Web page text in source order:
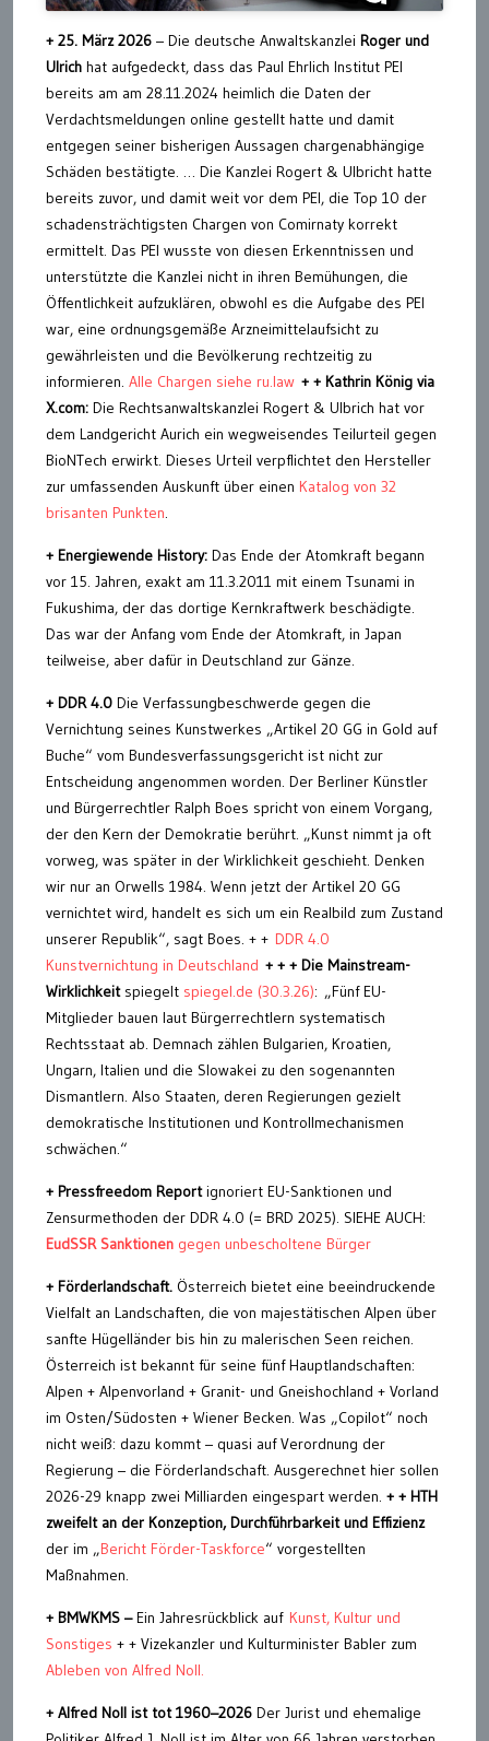
+ 25. März 2026 – Die deutsche Anwaltskanzlei Roger und
Ulrich hat aufgedeckt, dass das Paul Ehrlich Institut PEI
bereits am am 28.11.2024 heimlich die Daten der
Verdachtsmeldungen online gestellt hatte und damit
entgegen seiner bisherigen Aussagen chargenabhängige
Schäden bestätigte. … Die Kanzlei Rogert & Ulbricht hatte
bereits zuvor, und damit weit vor dem PEI, die Top 10 der
schadensträchtigsten Chargen von Comirnaty korrekt
ermittelt. Das PEI wusste von diesen Erkenntnissen und
unterstützte die Kanzlei nicht in ihren Bemühungen, die
Öffentlichkeit aufzuklären, obwohl es die Aufgabe des PEI
war, eine ordnungsgemäße Arzneimittelaufsicht zu
gewährleisten und die Bevölkerung rechtzeitig zu
informieren. Alle Chargen siehe ru.law + + Kathrin König via
X.com: Die Rechtsanwaltskanzlei Rogert & Ulbrich hat vor
dem Landgericht Aurich ein wegweisendes Teilurteil gegen
BioNTech erwirkt. Dieses Urteil verpflichtet den Hersteller
zur umfassenden Auskunft über einen Katalog von 32
brisanten Punkten.
+ Energiewende History: Das Ende der Atomkraft begann
vor 15. Jahren, exakt am 11.3.2011 mit einem Tsunami in
Fukushima, der das dortige Kernkraftwerk beschädigte.
Das war der Anfang vom Ende der Atomkraft, in Japan
teilweise, aber dafür in Deutschland zur Gänze.
+ DDR 4.0 Die Verfassungbeschwerde gegen die
Vernichtung seines Kunstwerkes „Artikel 20 GG in Gold auf
Buche“ vom Bundesverfassungsgericht ist nicht zur
Entscheidung angenommen worden. Der Berliner Künstler
und Bürgerrechtler Ralph Boes spricht von einem Vorgang,
der den Kern der Demokratie berührt. „Kunst nimmt ja oft
vorweg, was später in der Wirklichkeit geschieht. Denken
wir nur an Orwells 1984. Wenn jetzt der Artikel 20 GG
vernichtet wird, handelt es sich um ein Realbild zum Zustand
unserer Republik“, sagt Boes. + + DDR 4.0
Kunstvernichtung in Deutschland + + + Die Mainstream-
Wirklichkeit spiegelt spiegel.de (30.3.26): „Fünf EU-
Mitglieder bauen laut Bürgerrechtlern systematisch
Rechtsstaat ab. Demnach zählen Bulgarien, Kroatien,
Ungarn, Italien und die Slowakei zu den sogenannten
Dismantlern. Also Staaten, deren Regierungen gezielt
demokratische Institutionen und Kontrollmechanismen
schwächen.“
+ Pressfreedom Reportignoriert EU-Sanktionen und
Zensurmethoden der DDR 4.0 (= BRD 2025). SIEHE AUCH:
EudSSR Sanktionen gegen unbescholtene Bürger
+ Förderlandschaft. Österreich bietet eine beeindruckende
Vielfalt an Landschaften, die von majestätischen Alpen über
sanfte Hügelländer bis hin zu malerischen Seen reichen.
Österreich ist bekannt für seine fünf Hauptlandschaften:
Alpen + Alpenvorland + Granit- und Gneishochland + Vorland
im Osten/Südosten + Wiener Becken. Was „Copilot“ noch
nicht weiß: dazu kommt – quasi auf Verordnung der
Regierung – die Förderlandschaft. Ausgerechnet hier sollen
2026-29 knapp zwei Milliarden eingespart werden. + + HTH
zweifelt an der Konzeption, Durchführbarkeit und Effizienz
der im „Bericht Förder-Taskforce“ vorgestellten
Maßnahmen.
+ BMWKMS –Ein Jahresrückblick auf Kunst, Kultur und
Sonstiges + + Vizekanzler und Kulturminister Babler zum
Ableben von Alfred Noll.
+ Alfred Noll ist tot 1960–2026 Der Jurist und ehemalige